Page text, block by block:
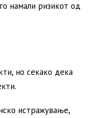
намали ризикот од
но секако дека
истражување,